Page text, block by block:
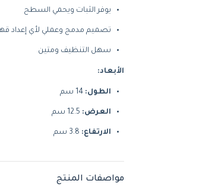
يوفر الثبات ويحمي السطح
تصميم مدمج وعملي لأي إعداد
سهل التنظيف ومتين
الأبعاد:
الطول:
العرض:
الارتفاع:
مواصفات المنتج